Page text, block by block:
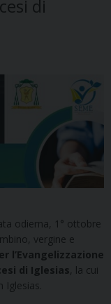
di
odierna, 1° ottobre
vergine e
l’Evangelizzazione
di Iglesias , la cui
Iglesias.